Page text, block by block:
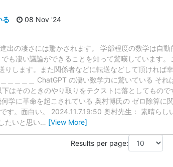
る
08 Nov '24
出の凄さには驚かされます。 学部程度の数学は自
も凄い議論ができることを知って驚嘆しています
します。また関係者などに転送などして頂ければ
＿＿＿＿ ChatGPT の凄い数学力に驚いている それ
はそのときのやり取りをテクストに落としてもの
学に革命を起こされている 奥村博氏の ゼロ除算に
す。面白い。 2024.11.7.19:50 奥村先生： 素晴らし
たいと思い… [View More]
Results per page: